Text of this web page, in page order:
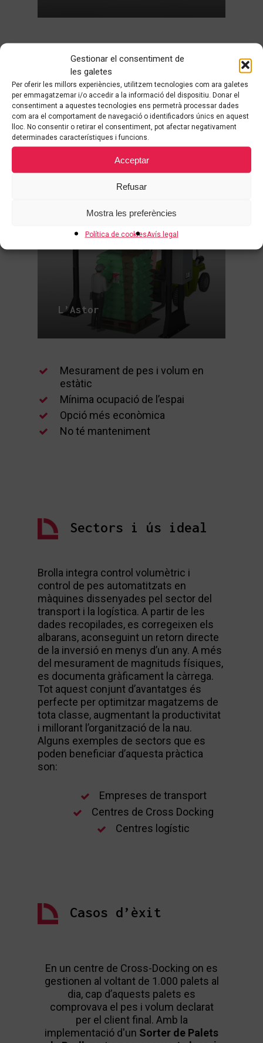
Gestionar el consentiment de
les galetes
Per oferir les millors experiències, utilitzem tecnologies com ara galetes
per emmagatzemar i/o accedir a la informació del dispositiu. Donar el
consentiment a aquestes tecnologies ens permetrà processar dades
com ara el comportament de navegació o identificadors únics en aquest
lloc. No consentir o retirar el consentiment, pot afectar negativament
determinades característiques i funcions.
Acceptar
Refusar
Mostra les preferències
Política de cookiesAvís legal
dinàmic
Millora gestió del magatzem
Separació del tràfic de càrrega i
descàrrega
Manteniment mínim
L’Astor
Mesurament de pes i volum en
estàtic
Mínima ocupació de l’espai
Opció més econòmica
No té manteniment
Sectors i ús ideal
Brolla integra control volumètric i
control de pes automatitzats en
màquines dissenyades pel sector del
transport i la logística. A partir de les
dades recopilades, es corregeixen els
albarans, aconseguint un retorn directe
de la inversió en menys d’un any. A més
del mesurament de magnituds físiques,
es documenta gràficament la càrrega.
Tot aquest conjunt d’avantatges és
perfecte per optimitzar magatzems de
tota classe, augmentant la productivitat
i millorant l’organització de la nau.
Alguns exemples de sectors que es
poden beneficiar d’aquesta pràctica
son:
Empreses de transport
Centres de Cross Docking
Centres logístic
Casos d’èxit
En un centre de Cross-Docking on es
gestionen al voltant de 1.000 palets al
dia, cap d’aquests palets es
comprovava el pes i volum declarat
per el client final. Amb la
implementació d'un Sorter de Palets